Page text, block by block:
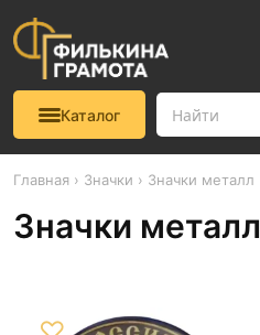
Каталог
Главная › Значки › Значки металл
Значки металл